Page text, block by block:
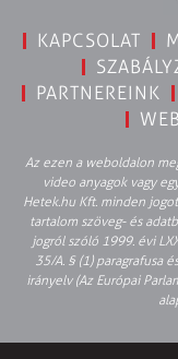
KAPCSOLAT
PARTNEREINK
Az ezen a weboldalon
video anyagok vagy
Hetek.hu Kft. minden
tartalom szöveg- és
jogról szóló 1999. évi
35/A. § (1) paragrafusa
irányelv (Az Európai